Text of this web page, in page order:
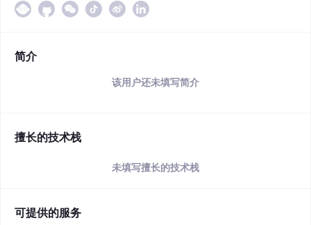
简介
该用户还未填写简介
擅长的技术栈
未填写擅长的技术栈
可提供的服务